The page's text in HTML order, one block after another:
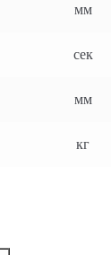
мм
сек
мм
кг